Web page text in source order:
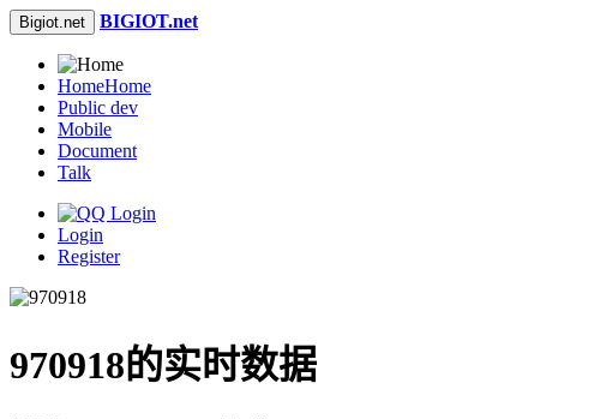
Bigiot.net BIGIOT.net
HomeHome
Public dev
Mobile
Document
Talk
Login
Register
970918的实时数据